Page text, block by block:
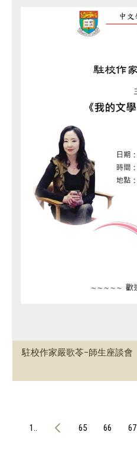
駐校作家嚴歌苓–師生座談會
1.. 65 66 67